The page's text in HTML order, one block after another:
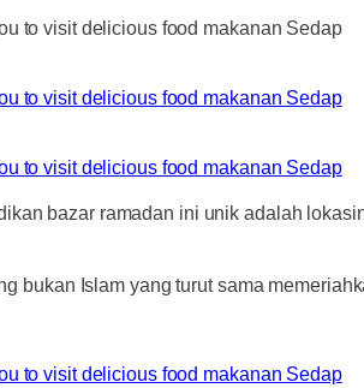
bazar ramadan ini unik adalah
bukan Islam yang turut sama